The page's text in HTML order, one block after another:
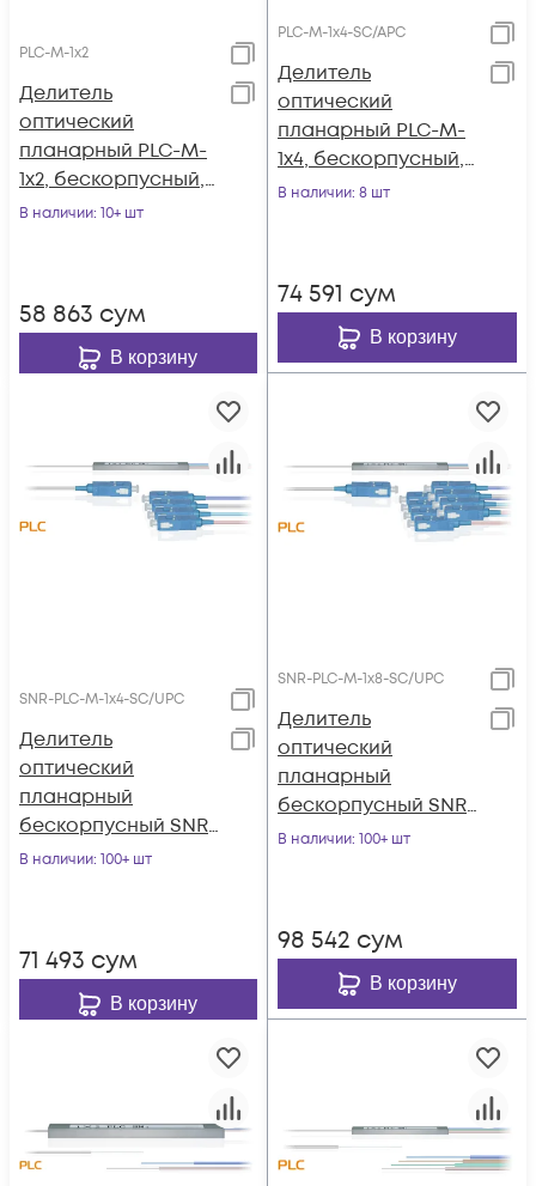
PLC-M-1x2
Делитель
оптический
планарный PLC-M-
1x2, бескорпусный,
неоконцованный
В наличии: 10+ шт
58 863 сум
В корзину
PLC-M-1x4-SC/APC
Делитель
оптический
планарный PLC-M-
1x4, бескорпусный,
разъемы SC/APC
В наличии: 8 шт
74 591 сум
В корзину
SNR-PLC-M-1x4-SC/UPC
Делитель
оптический
планарный
бескорпусный SNR-
PLC-M-1x4-SC/UPC
В наличии: 100+ шт
71 493 сум
В корзину
SNR-PLC-M-1x8-SC/UPC
Делитель
оптический
планарный
бескорпусный SNR-
PLC-M-1x8-SC/UPC
В наличии: 100+ шт
98 542 сум
В корзину